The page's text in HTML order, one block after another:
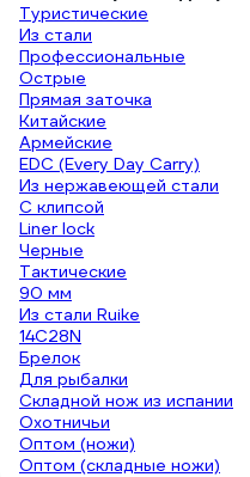
Туристические
Из стали
Профессиональные
Острые
Прямая заточка
Китайские
Армейские
EDC (Every Day Carry)
Из нержавеющей стали
C клипсой
Liner lock
Черные
Тактические
90 мм
Из стали Ruike
14C28N
Брелок
Для рыбалки
Складной нож из испании
Охотничьи
Оптом (ножи)
Оптом (складные ножи)